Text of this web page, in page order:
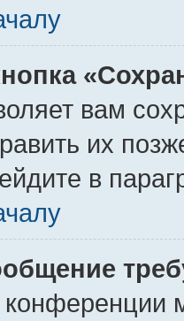
вам
их
в